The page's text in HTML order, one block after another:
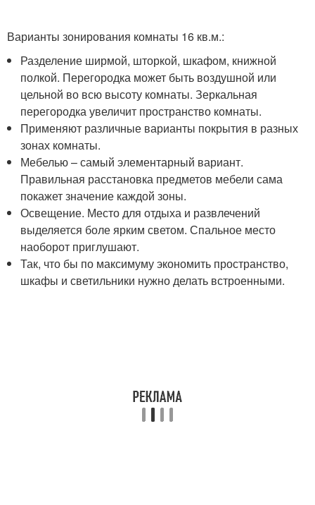
Варианты зонирования комнаты 16 кв.м.:
Разделение ширмой, шторкой, шкафом, книжной
полкой. Перегородка может быть воздушной или
цельной во всю высоту комнаты. Зеркальная
перегородка увеличит пространство комнаты.
Применяют различные варианты покрытия в разных
зонах комнаты.
Мебелью – самый элементарный вариант.
Правильная расстановка предметов мебели сама
покажет значение каждой зоны.
Освещение. Место для отдыха и развлечений
выделяется боле ярким светом. Спальное место
наоборот приглушают.
Так, что бы по максимуму экономить пространство,
шкафы и светильники нужно делать встроенными.